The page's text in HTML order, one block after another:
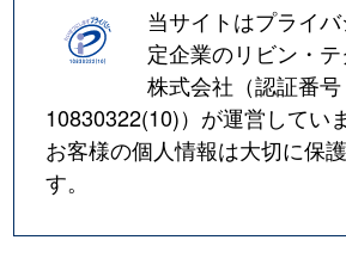
当サイトはプライ
定企業のリビン・
株式会社（認証番号
10830322(10)）が運営してい
お客様の個人情報は大切に保
す。